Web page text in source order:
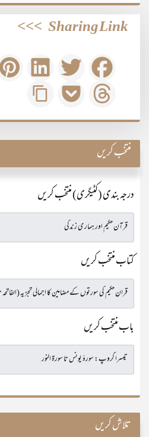
Sharing Link
>>>
منتخب کریں
درجہ بندی (کٹیگری) منتخب کریں
کتاب منتخب کریں
باب منتخب کریں
تلاش کریں